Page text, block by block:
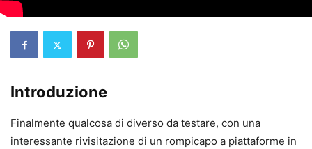
Introduzione
Finalmente qualcosa di diverso da testare, con una
interessante rivisitazione di un rompicapo a piattaforme in